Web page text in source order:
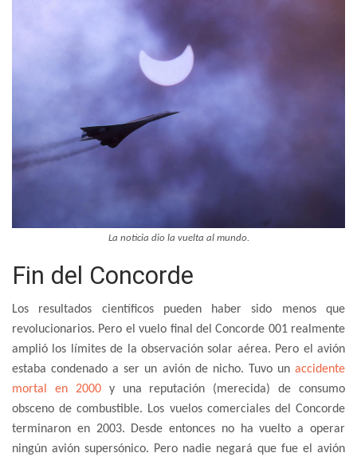
La noticia dio la vuelta al mundo.
Fin del Concorde
Los resultados científicos pueden haber sido menos que
revolucionarios. Pero el vuelo final del Concorde 001 realmente
amplió los límites de la observación solar aérea. Pero el avión
estaba condenado a ser un avión de nicho. Tuvo un accidente
mortal en 2000y una reputación (merecida) de consumo
obsceno de combustible. Los vuelos comerciales del Concorde
terminaron en 2003. Desde entonces no ha vuelto a operar
ningún avión supersónico. Pero nadie negará que fue el avión